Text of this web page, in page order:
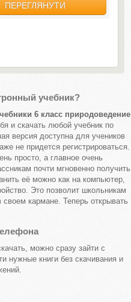
ПЕРЕГЛЯНУТИ
учебник?
6 класс природоведение
и скачать любой учебник по
версия доступна для учеников
не придется регистрироваться.
просто, а главное очень
почти мгновенно получить
её можно как на компьютер,
Это позволит школьникам
своем кармане. Теперь открывать
можно сразу зайти с
нужные книги без скачивания и